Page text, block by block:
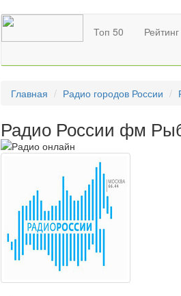
Топ 50 Рейтинг
Главная Радио городов России
Радио России фм